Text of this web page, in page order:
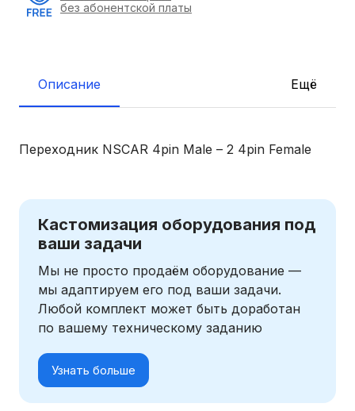
Описание Ещё
Переходник NSCAR 4pin Male – 2 4pin Female
Кастомизация оборудования под
ваши задачи
Мы не просто продаём оборудование —
мы адаптируем его под ваши задачи.
Любой комплект может быть доработан
по вашему техническому заданию
Узнать больше
без абонентской платы